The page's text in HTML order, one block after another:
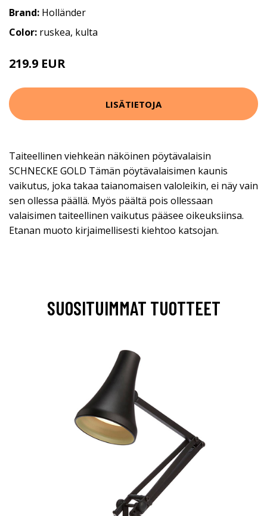
Brand: Holländer
Color: ruskea, kulta
219.9 EUR
LISÄTIETOJA
Taiteellinen viehkeän näköinen pöytävalaisin
SCHNECKE GOLD Tämän pöytävalaisimen kaunis
vaikutus, joka takaa taianomaisen valoleikin, ei näy vain
sen ollessa päällä. Myös päältä pois ollessaan
valaisimen taiteellinen vaikutus pääsee oikeuksiinsa.
Etanan muoto kirjaimellisesti kiehtoo katsojan.
SUOSITUIMMAT TUOTTEET